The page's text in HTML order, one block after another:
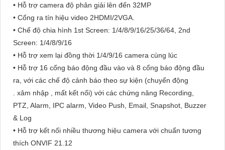
• Hỗ trợ camera độ phân giải lên đến 32MP
• Cổng ra tín hiệu video 2HDMI/2VGA.
• Chế độ chia hình 1st Screen: 1/4/8/9/16/25/36/64, 2nd
Screen: 1/4/8/9/16
• Hỗ trợ xem lại đồng thời 1/4/9/16 camera cùng lúc
• Hỗ trợ 16 cổng báo động đầu vào và 8 cổng báo động đầu
ra, với các chế độ cảnh báo theo sự kiện (chuyển động
. xâm nhập , mất kết nối) với các chứng năng Recording,
PTZ, Alarm, IPC alarm, Video Push, Email, Snapshot, Buzzer
& Log
• Hỗ trợ kết nối nhiều thương hiệu camera với chuẩn tương
thích ONVIF 21.12